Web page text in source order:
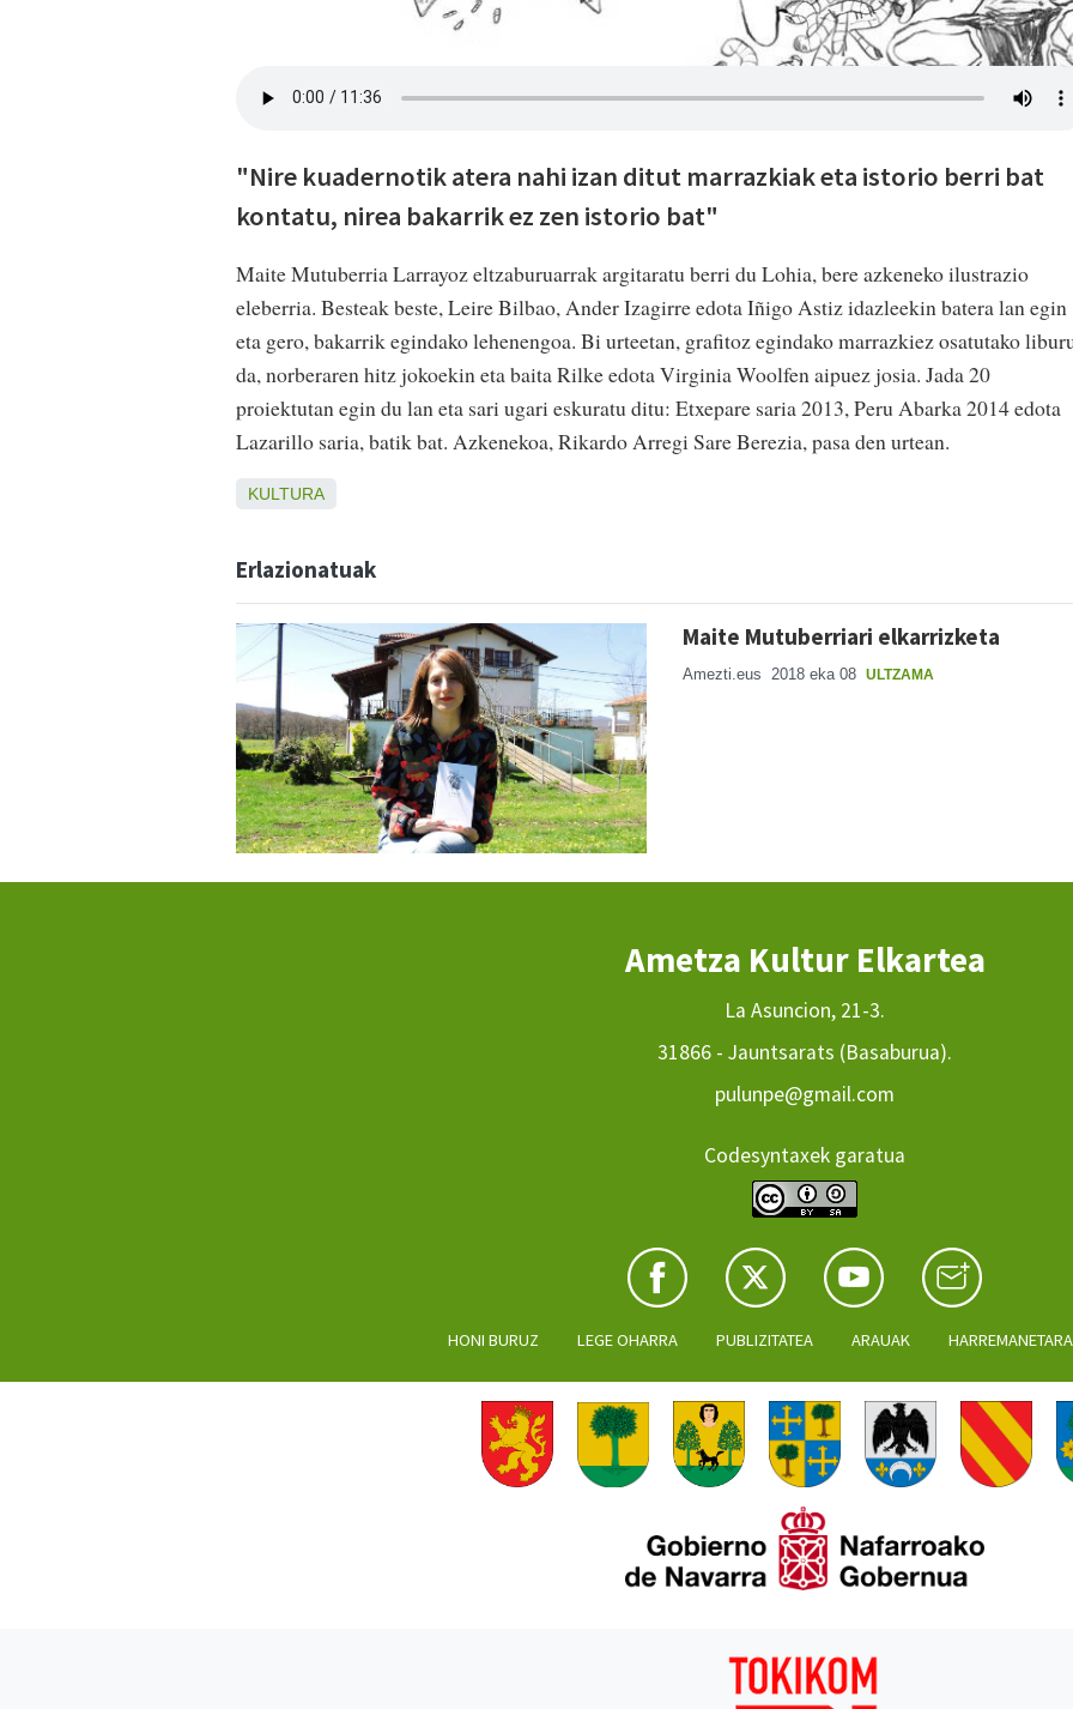
"Nire kuadernotik atera nahi izan ditut marrazkiak eta istorio berri bat
kontatu, nirea bakarrik ez zen istorio bat"
Maite Mutuberria Larrayoz eltzaburuarrak argitaratu berri du Lohia, bere azkeneko ilustrazio
eleberria. Besteak beste, Leire Bilbao, Ander Izagirre edota Iñigo Astiz idazleekin batera lan egin
eta gero, bakarrik egindako lehenengoa. Bi urteetan, grafitoz egindako marrazkiez osatutako
da, norberaren hitz jokoekin eta baita Rilke edota Virginia Woolfen aipuez josia. Jada 20
proiektutan egin du lan eta sari ugari eskuratu ditu: Etxepare saria 2013, Peru Abarka 2014 edota
Lazarillo saria, batik bat. Azkenekoa, Rikardo Arregi Sare Berezia, pasa den urtean.
KULTURA
Erlazionatuak
Maite Mutuberriari elkarrizketa
Amezti.eus 2018 eka 08 ULTZAMA
Ametza Kultur Elkartea
La Asuncion, 21-3.
31866 - Jauntsarats (Basaburua).
pulunpe@gmail.com
Codesyntaxek garatua
HONI BURUZ LEGE OHARRA PUBLIZITATEA ARAUAK